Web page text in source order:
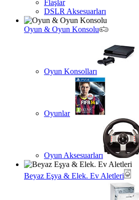
Flaşlar
DSLR Aksesuarları
Oyun & Oyun Konsolu
Oyun Konsolları
Oyunlar
Oyun Aksesuarları
Beyaz Eşya & Elek. Ev Aletleri